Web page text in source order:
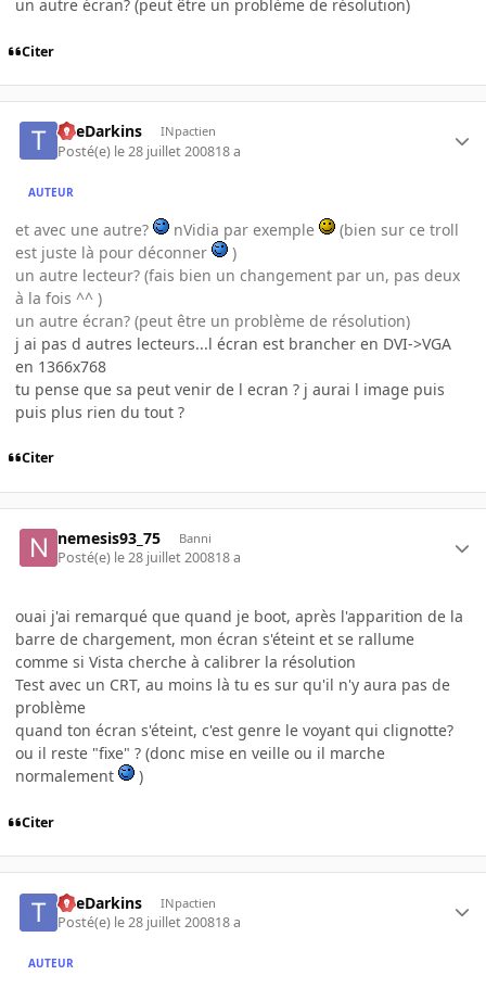
un autre écran? (peut être un problème de résolution)
Citer
TheDarkins INpactien
Posté(e) le 28 juillet 200818 a
AUTEUR
et avec une autre? nVidia par exemple
(bien sur ce troll
est juste là pour déconner
)
un autre lecteur? (fais bien un changement par un, pas deux
à la fois ^^ )
un autre écran? (peut être un problème de résolution)
j ai pas d autres lecteurs...l écran est brancher en DVI->VGA
en 1366x768
tu pense que sa peut venir de l ecran ? j aurai l image puis
puis plus rien du tout ?
Citer
nemesis93_75 Banni
Posté(e) le 28 juillet 200818 a
ouai j'ai remarqué que quand je boot, après l'apparition de la
barre de chargement, mon écran s'éteint et se rallume
comme si Vista cherche à calibrer la résolution
Test avec un CRT, au moins là tu es sur qu'il n'y aura pas de
problème
quand ton écran s'éteint, c'est genre le voyant qui clignotte?
ou il reste "fixe" ? (donc mise en veille ou il marche
normalement
)
Citer
TheDarkins INpactien
Posté(e) le 28 juillet 200818 a
AUTEUR